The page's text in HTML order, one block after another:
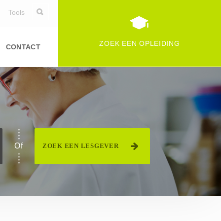
Tools
CONTACT ZOEK EEN OPLEIDING
Of ZOEK EEN LESGEVER
Informatica
Logistiek
specialiteit van voedingfederatie(s)
Persoonlijke vaardigheden
Commerciële en financiële
vaardigheden